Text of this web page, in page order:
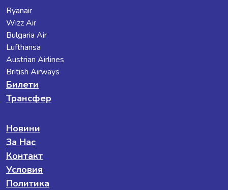
Ryanair
Wizz Air
Bulgaria Air
Lufthansa
Austrian Airlines
British Airways
Билети
Трансфер
Новини
За Нас
Контакт
Условия
Политика